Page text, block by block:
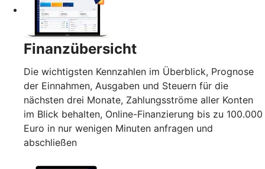
Finanzübersicht
Die wichtigsten Kennzahlen im Überblick, Prognose
der Einnahmen, Ausgaben und Steuern für die
nächsten drei Monate, Zahlungsströme aller Konten
im Blick behalten, Online-Finanzierung bis zu 100.000
Euro in nur wenigen Minuten anfragen und
abschließen